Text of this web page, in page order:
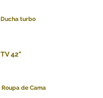
Ducha turbo
TV 42"
Roupa de Cama